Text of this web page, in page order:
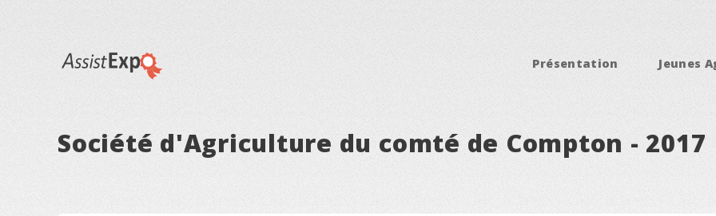
Société d'Agriculture du comté de Compton - 2017
Présentation Jeunes